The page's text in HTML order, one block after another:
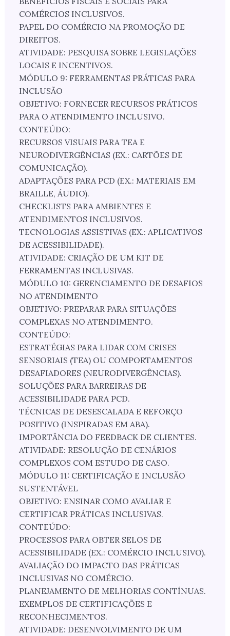
COMÉRCIOS INCLUSIVOS.
PAPEL DO COMÉRCIO NA PROMOÇÃO DE
DIREITOS.
ATIVIDADE: PESQUISA SOBRE LEGISLAÇÕES
LOCAIS E INCENTIVOS.
MÓDULO 9: FERRAMENTAS PRÁTICAS PARA
INCLUSÃO
OBJETIVO: FORNECER RECURSOS PRÁTICOS
PARA O ATENDIMENTO INCLUSIVO.
CONTEÚDO:
RECURSOS VISUAIS PARA TEA E
NEURODIVERGÊNCIAS (EX.: CARTÕES DE
COMUNICAÇÃO).
ADAPTAÇÕES PARA PCD (EX.: MATERIAIS EM
BRAILLE, ÁUDIO).
CHECKLISTS PARA AMBIENTES E
ATENDIMENTOS INCLUSIVOS.
TECNOLOGIAS ASSISTIVAS (EX.: APLICATIVOS
DE ACESSIBILIDADE).
ATIVIDADE: CRIAÇÃO DE UM KIT DE
FERRAMENTAS INCLUSIVAS.
MÓDULO 10: GERENCIAMENTO DE DESAFIOS
NO ATENDIMENTO
OBJETIVO: PREPARAR PARA SITUAÇÕES
COMPLEXAS NO ATENDIMENTO.
CONTEÚDO:
ESTRATÉGIAS PARA LIDAR COM CRISES
SENSORIAIS (TEA) OU COMPORTAMENTOS
DESAFIADORES (NEURODIVERGÊNCIAS).
SOLUÇÕES PARA BARREIRAS DE
ACESSIBILIDADE PARA PCD.
TÉCNICAS DE DESESCALADA E REFORÇO
POSITIVO (INSPIRADAS EM ABA).
IMPORTÂNCIA DO FEEDBACK DE CLIENTES.
ATIVIDADE: RESOLUÇÃO DE CENÁRIOS
COMPLEXOS COM ESTUDO DE CASO.
MÓDULO 11: CERTIFICAÇÃO E INCLUSÃO
SUSTENTÁVEL
OBJETIVO: ENSINAR COMO AVALIAR E
CERTIFICAR PRÁTICAS INCLUSIVAS.
CONTEÚDO:
PROCESSOS PARA OBTER SELOS DE
ACESSIBILIDADE (EX.: COMÉRCIO INCLUSIVO).
AVALIAÇÃO DO IMPACTO DAS PRÁTICAS
INCLUSIVAS NO COMÉRCIO.
PLANEJAMENTO DE MELHORIAS CONTÍNUAS.
EXEMPLOS DE CERTIFICAÇÕES E
RECONHECIMENTOS.
ATIVIDADE: DESENVOLVIMENTO DE UM